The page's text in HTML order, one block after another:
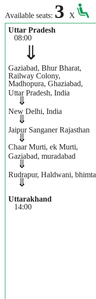
Available seats: 3
X
Uttar Pradesh
08:00
⇓
Gaziabad, Bhur Bharat,
Railway Colony,
Madhopura, Ghaziabad,
Uttar Pradesh, India
⇓
New Delhi, India
⇓
Jaipur Sanganer Rajasthan
⇓
Chaar Murti, ek Murti,
Gaziabad, muradabad
⇓
Rudrapur, Haldwani, bhimta
⇓
Uttarakhand
14:00